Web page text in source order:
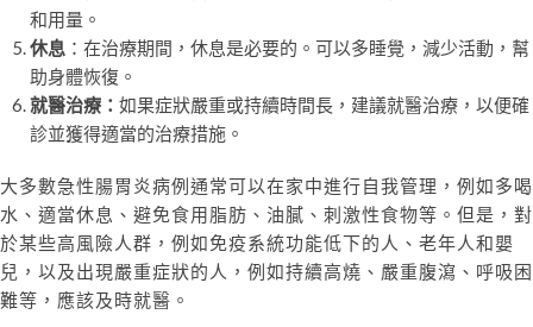
和用量。
休息 ：在治療期間，休息是必要的。可以多睡覺，減少活動，幫
助身體恢復。
就醫治療： 如果症狀嚴重或持續時間長，建議就醫治療，以便確
診並獲得適當的治療措施。
大多數急性腸胃炎病例通常可以在家中進行自我管理，例如多喝
水、適當休息、避免食用脂肪、油膩、刺激性食物等。但是，對
於某些高風險人群，例如免疫系統功能低下的人、老年人和嬰
兒，以及出現嚴重症狀的人，例如持續高燒、嚴重腹瀉、呼吸困
難等，應該及時就醫。